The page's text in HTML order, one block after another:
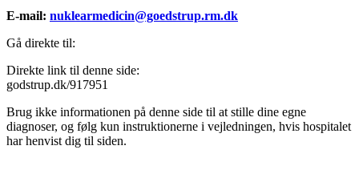
E-mail: nuklearmedicin@goedstrup.rm.dk
Gå direkte til:
Direkte link til denne side:
godstrup.dk/917951
Brug ikke informationen på denne side til at stille dine egne
diagnoser, og følg kun instruktionerne i vejledningen, hvis hospitalet
har henvist dig til siden.